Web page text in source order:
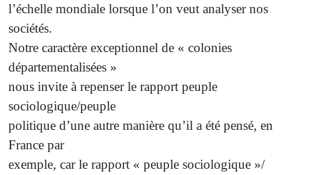
l’échelle mondiale lorsque l’on veut analyser nos
sociétés.
Notre caractère exceptionnel de « colonies
départementalisées »
nous invite à repenser le rapport peuple
sociologique/peuple
politique d’une autre manière qu’il a été pensé, en
France par
exemple, car le rapport « peuple sociologique »/